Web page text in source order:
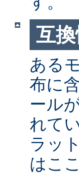
互
ある
布に
ール
れて
ラッ
はこ